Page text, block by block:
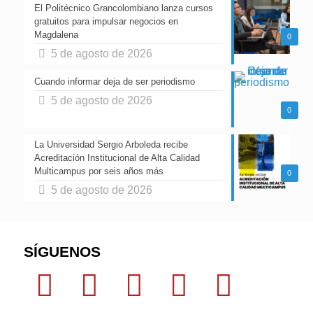
0
El Politécnico Grancolombiano lanza cursos
gratuitos para impulsar negocios en
Magdalena
5 de agosto de 2026
0
Cuando informar deja de ser periodismo
5 de agosto de 2026
0
La Universidad Sergio Arboleda recibe
Acreditación Institucional de Alta Calidad
Multicampus por seis años más
5 de agosto de 2026
SÍGUENOS